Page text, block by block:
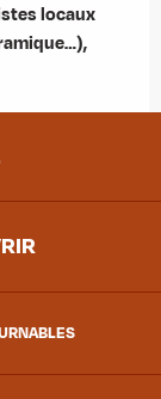
locaux
l'Office de